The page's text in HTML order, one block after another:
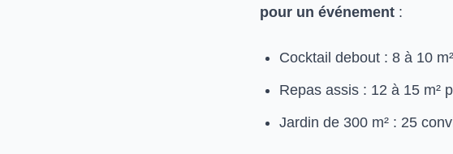
pour un événement :
Cocktail debout : 8 à 10
Repas assis : 12 à 15 m²
Jardin de 300 m² : 25